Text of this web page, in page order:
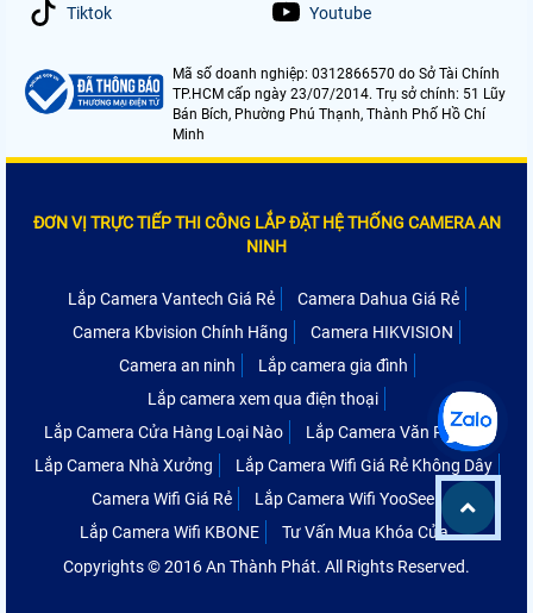
Tiktok Youtube
Mã số doanh nghiệp: 0312866570 do Sở Tài Chính
TP.HCM cấp ngày 23/07/2014. Trụ sở chính: 51 Lũy
Bán Bích, Phường Phú Thạnh, Thành Phố Hồ Chí
Minh
ĐƠN VỊ TRỰC TIẾP THI CÔNG LẮP ĐẶT HỆ THỐNG CAMERA AN
NINH
Lắp Camera Vantech Giá Rẻ
Camera Dahua Giá Rẻ
Camera Kbvision Chính Hãng
Camera HIKVISION
Camera an ninh
Lắp camera gia đình
Lắp camera xem qua điện thoại
Lắp Camera Cửa Hàng Loại Nào
Lắp Camera Văn Phòng
Lắp Camera Nhà Xưởng
Lắp Camera Wifi Giá Rẻ Không Dây
Camera Wifi Giá Rẻ
Lắp Camera Wifi YooSee
Lắp Camera Wifi KBONE
Tư Vấn Mua Khóa Cửa
Copyrights © 2016 An Thành Phát. All Rights Reserved.